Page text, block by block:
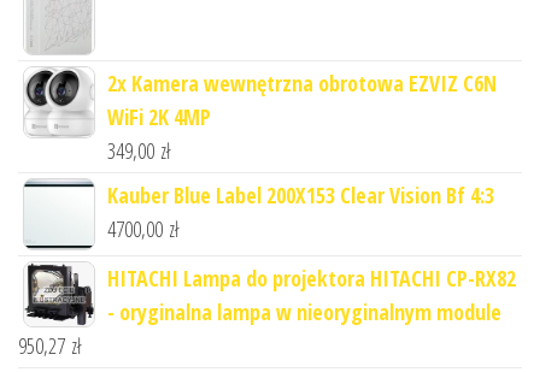
2x Kamera wewnętrzna obrotowa EZVIZ C6N
WiFi 2K 4MP
349,00 zł
Kauber Blue Label 200X153 Clear Vision Bf 4:3
4700,00 zł
HITACHI Lampa do projektora HITACHI CP-RX82
- oryginalna lampa w nieoryginalnym module
950,27 zł